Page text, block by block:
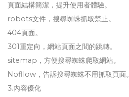
頁面結構簡潔，提升使用者體驗。
robots文件，搜尋蜘蛛抓取禁止。
404頁面。
301重定向，網站頁面之間的跳轉。
sitemap，方便搜尋蜘蛛爬取網站。
Nofllow，告訴搜尋蜘蛛不用抓取頁面。
3.內容優化